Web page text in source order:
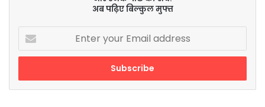
अब पढ़िए बिल्कुल मुफ्त
Enter
your
Email